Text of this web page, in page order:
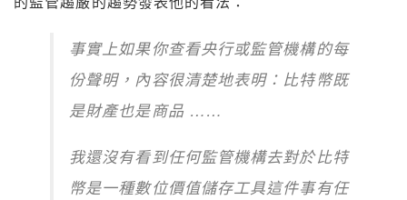
事實上如果你查看央行或監管機構的每
份聲明，內容很清楚地表明：比特幣既
是財產也是商品 ……
我還沒有看到任何監管機構去對於比特
幣是一種數位價值儲存工具這件事有任